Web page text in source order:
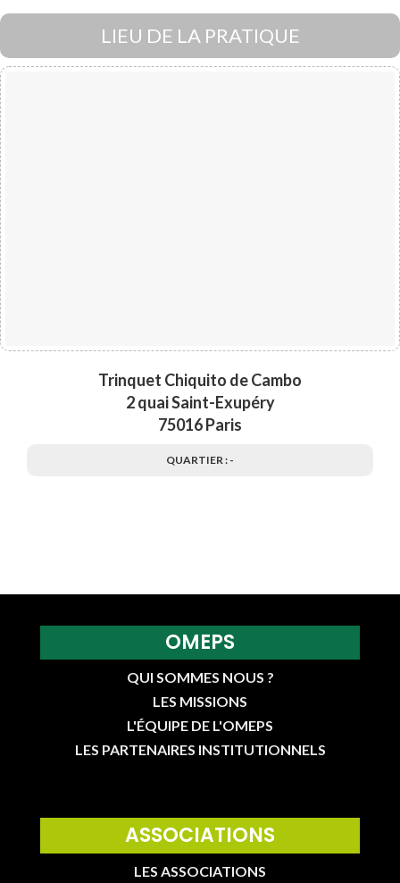
LIEU DE LA PRATIQUE
Trinquet Chiquito de Cambo
2 quai Saint-Exupéry
75016 Paris
QUARTIER : -
OMEPS
QUI SOMMES NOUS ?
LES MISSIONS
L'ÉQUIPE DE L'OMEPS
LES PARTENAIRES INSTITUTIONNELS
ASSOCIATIONS
LES ASSOCIATIONS